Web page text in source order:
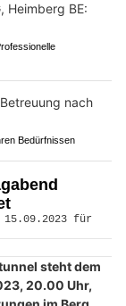
Bedürfnissen
steht dem
20.00 Uhr,